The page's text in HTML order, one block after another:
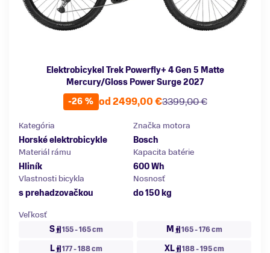
Elektrobicykel Trek Powerfly+ 4 Gen 5 Matte
Mercury/Gloss Power Surge 2027
-26 %
3399,00 €
od 2499,00 €
Kategória
Horské elektrobicykle
Značka motora
Bosch
Materiál rámu
Hliník
Kapacita batérie
600 Wh
Vlastnosti bicykla
s prehadzovačkou
Nosnosť
do 150 kg
Veľkosť
S
155 - 165 cm M 165 - 176 cm
L 177 - 188 cm XL 188 - 195 cm